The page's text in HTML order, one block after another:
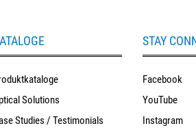
Solutions
Studies / Testimonials
STAY
Facebook
YouTube
Instagram